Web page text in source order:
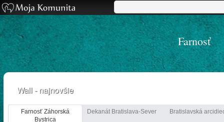
Farnosť
Wall - najnovšie
Farnosť Záhorská
Bystrica
Dekanát Bratislava-Sever Bratislavská